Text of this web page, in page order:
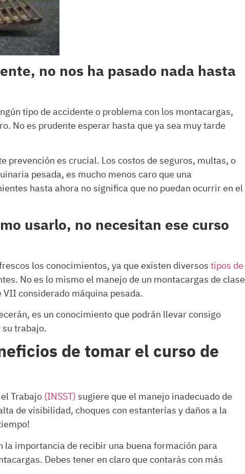
no nos ha pasado nada hasta
tipo de accidente o problema con los montacargas,
No es prudente esperar hasta que ya sea muy tarde
prevención es crucial. Los costos de seguros, multas, o
pesada, es mucho menos caro que una
hasta ahora no significa que no puedan ocurrir en el
usarlo, no necesitan ese curso
los conocimientos, ya que existen diversostipos de
No es lo mismo el manejo de un montacargas de clase
considerado máquina pesada.
es un conocimiento que podrán llevar consigo
trabajo.
de tomar el curso de
Trabajo(INSST)sugiere que el manejo inadecuado de
de visibilidad, choques con estanterías y daños a la
importancia de recibir una buena formación para
Debes tener en claro que contarás con más